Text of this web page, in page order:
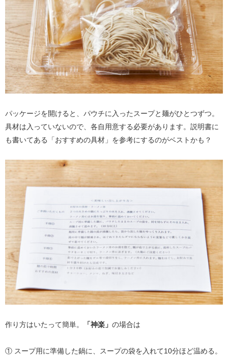
パッケージを開けると、パウチに入ったスープと麺がひとつずつ。
具材は入っていないので、各自用意する必要があります。説明書に
も書いてある「おすすめの具材」を参考にするのがベストかも？
作り方はいたって簡単。 「神楽」 の場合は
① スープ用に準備した鍋に、スープの袋を入れて10分ほど温める。